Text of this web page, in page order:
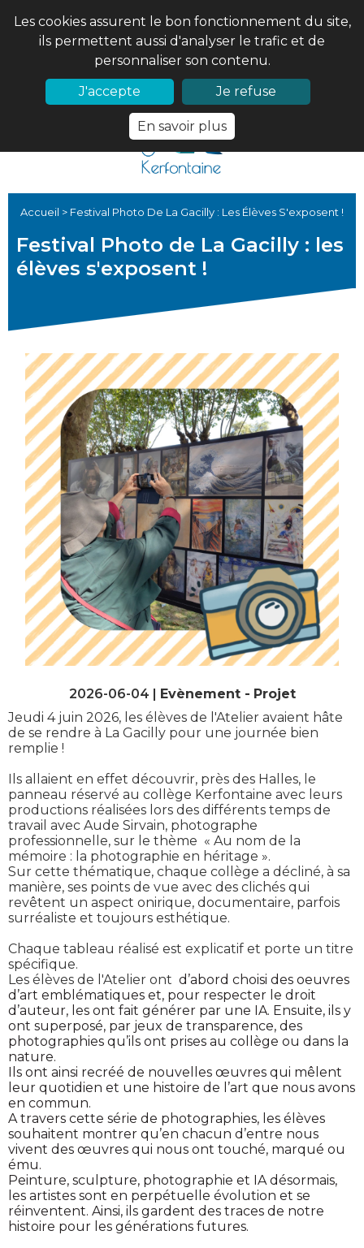
Les cookies assurent le bon fonctionnement du site,
ils permettent aussi d'analyser le trafic et de
personnaliser son contenu.
J'accepte
Je refuse
En savoir plus
02 97 56 61 18
Accueil > Festival Photo De La Gacilly : Les Élèves S'exposent !
Festival Photo de La Gacilly : les
élèves s'exposent !
2026-06-04 | Evènement
Projet
Jeudi 4 juin 2026, les élèves de l'Atelier avaient hâte
de se rendre à La Gacilly pour une journée bien
remplie !
Ils allaient en effet découvrir, près des Halles, le
panneau réservé au collège Kerfontaine avec leurs
productions réalisées lors des différents temps de
travail avec Aude Sirvain, photographe
professionnelle, sur le thème « Au nom de la
mémoire : la photographie en héritage ».
Sur cette thématique, chaque collège a décliné, à sa
manière, ses points de vue avec des clichés qui
revêtent un aspect onirique, documentaire, parfois
surréaliste et toujours esthétique.
Chaque tableau réalisé est explicatif et porte un titre
spécifique.
Les élèves de l'Atelier ont d’abord choisi des oeuvres
d’art emblématiques et, pour respecter le droit
d’auteur, les ont fait générer par une IA. Ensuite, ils y
ont superposé, par jeux de transparence, des
photographies qu’ils ont prises au collège ou dans la
nature.
Ils ont ainsi recréé de nouvelles œuvres qui mêlent
leur quotidien et une histoire de l’art que nous avons
en commun.
A travers cette série de photographies, les élèves
souhaitent montrer qu’en chacun d’entre nous
vivent des œuvres qui nous ont touché, marqué ou
ému.
Peinture, sculpture, photographie et IA désormais,
les artistes sont en perpétuelle évolution et se
réinventent. Ainsi, ils gardent des traces de notre
histoire pour les générations futures.